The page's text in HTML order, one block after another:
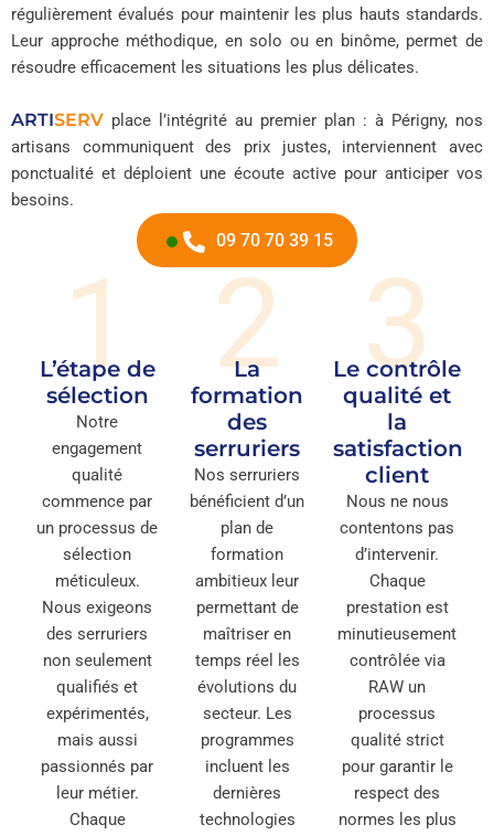
régulièrement évalués pour maintenir les plus hauts standards.
Leur approche méthodique, en solo ou en binôme, permet de
résoudre efficacement les situations les plus délicates.
ARTISERV place l’intégrité au premier plan : à Périgny, nos
artisans communiquent des prix justes, interviennent avec
ponctualité et déploient une écoute active pour anticiper vos
besoins.
09 70 70 39 15
1
L’étape de
sélection
Notre
engagement
qualité
commence par
un processus de
sélection
méticuleux.
Nous exigeons
des serruriers
non seulement
qualifiés et
expérimentés,
mais aussi
passionnés par
leur métier.
Chaque
2
La
formation
des
serruriers
Nos serruriers
bénéficient d’un
plan de
formation
ambitieux leur
permettant de
maîtriser en
temps réel les
évolutions du
secteur. Les
programmes
incluent les
dernières
technologies
3
Le contrôle
qualité et
la
satisfaction
client
Nous ne nous
contentons pas
d’intervenir.
Chaque
prestation est
minutieusement
contrôlée via
RAW un
processus
qualité strict
pour garantir le
respect des
normes les plus